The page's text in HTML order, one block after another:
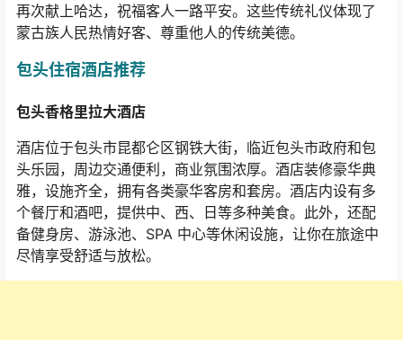
再次献上哈达，祝福客人一路平安。这些传统礼仪体现了
蒙古族人民热情好客、尊重他人的传统美德。
包头住宿酒店推荐
包头香格里拉大酒店
酒店位于包头市昆都仑区钢铁大街，临近包头市政府和包
头乐园，周边交通便利，商业氛围浓厚。酒店装修豪华典
雅，设施齐全，拥有各类豪华客房和套房。酒店内设有多
个餐厅和酒吧，提供中、西、日等多种美食。此外，还配
备健身房、游泳池、 SPA 中心等休闲设施，让你在旅途中
尽情享受舒适与放松。